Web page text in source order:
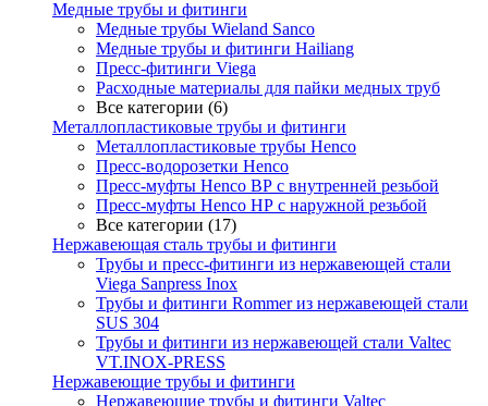
Медные трубы и фитинги
Медные трубы Wieland Sanco
Медные трубы и фитинги Hailiang
Пресс-фитинги Viega
Расходные материалы для пайки медных труб
Все категории (6)
Металлопластиковые трубы и фитинги
Металлопластиковые трубы Henco
Пресс-водорозетки Henco
Пресс-муфты Henco ВР с внутренней резьбой
Пресс-муфты Henco НР с наружной резьбой
Все категории (17)
Нержавеющая сталь трубы и фитинги
Трубы и пресс-фитинги из нержавеющей стали
Viega Sanpress Inox
Трубы и фитинги Rommer из нержавеющей стали
SUS 304
Трубы и фитинги из нержавеющей стали Valtec
VT.INOX-PRESS
Нержавеющие трубы и фитинги
Нержавеющие трубы и фитинги Valtec